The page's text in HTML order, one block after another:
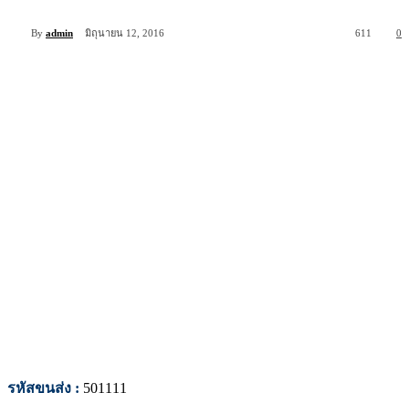
By admin มิถุนายน 12, 2016 0
611
รหัสขนส่ง : 501111